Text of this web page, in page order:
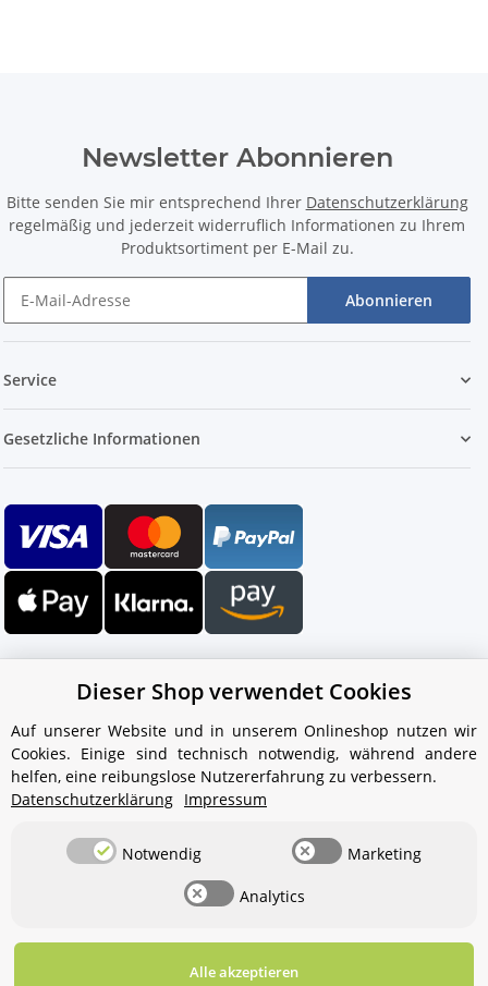
Newsletter Abonnieren
Bitte senden Sie mir entsprechend Ihrer Datenschutzerklärung
regelmäßig und jederzeit widerruflich Informationen zu Ihrem
Produktsortiment per E-Mail zu.
Abonnieren
Service
Gesetzliche Informationen
Ihr WhatsApp-Kontakt zum
Service Team
von Aquintos-Wasseraufbereitung
Hallo und herzlich willkommen
Wasseraufbereitung Wie darf ich
Ihnen behilflich sein?
Dieser Shop verwendet Cookies
Auf unserer Website und in unserem Onlineshop nutzen wir
Cookies. Einige sind technisch notwendig, während andere
helfen, eine reibungslose Nutzererfahrung zu verbessern.
Datenschutzerklärung Impressum
Notwendig Marketing
Analytics
Alle akzeptieren